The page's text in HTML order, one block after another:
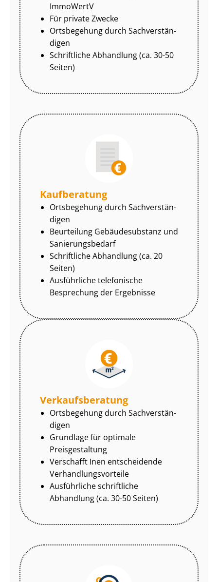
ImmoWertV
Für private Zwecke
Ortsbegehung durch Sach­ver­stän­
di­gen
Schriftliche Abhandlung (ca. 30-50
Seiten)
Kaufberatung
Ortsbegehung durch Sach­ver­stän­
di­gen
Beurteilung Gebäudesubstanz und
Sa­nie­rungs­be­darf
Schriftliche Abhandlung (ca. 20
Seiten)
Ausführliche telefonische
Besprechung der Ergebnisse
Ver­kaufs­be­ra­tung
Ortsbegehung durch Sach­ver­stän­
di­gen
Grundlage für optimale
Preisgestaltung
Verschafft Inen entscheidende
Ver­hand­lungs­vor­tei­le
Ausführliche schriftliche
Abhandlung (ca. 30-50 Seiten)